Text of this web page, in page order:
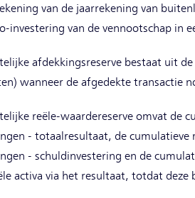
van de jaarrekening van
investering van de vennootschap in
afdekkingsreserve bestaat uit
wanneer de afgedekte transactie
reële-waardereserve omvat de
- totaalresultaat, de
- schuldinvestering en de
activa via het resultaat, totdat deze